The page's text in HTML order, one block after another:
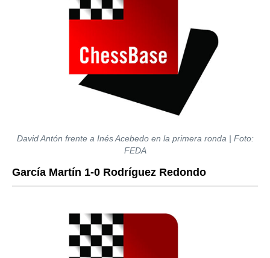
David Antón frente a Inés Acebedo en la primera ronda | Foto:
FEDA
García Martín 1-0 Rodríguez Redondo